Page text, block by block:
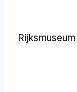
Rijksmuseum